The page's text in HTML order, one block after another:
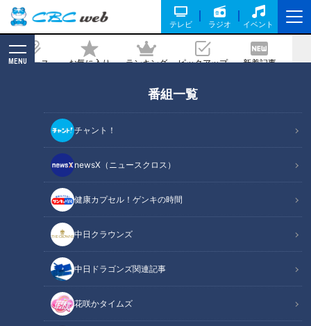
テレビ ラジオ イベント
ニュース お気に入り ランキング ピックアップ 新着記事
MENU
番組一覧
チャント！
newsX（ニュースクロス）
健康カプセル！ゲンキの時間
中日クラウンズ
中日ドラゴンズ関連記事
花咲かタイムズ
料理伝統の“魂と技”を見た！
2021/05/06 10:43